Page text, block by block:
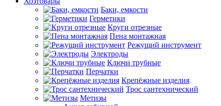
Баки, емкости
Герметики
Круги отрезные
Пена монтажная
Режущий инструмент
Электроды
Ключи трубные
Перчатки
Крепёжные изделия
Трос сантехнический
Метизы